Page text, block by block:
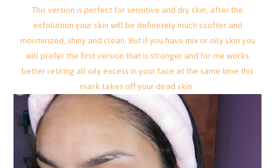
This version is perfect for sensitive and dry skin, after the
exfoliation your skin will be definetely much soofter and
moisturized, shiny and clean. But if you have mix or oily skin you
will prefer the first version that is stronger and for me works
better retiring all oily excess in your face at the same time this
mask takes off your dead skin.